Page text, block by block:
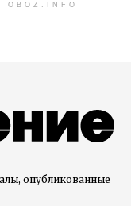
опубликованные